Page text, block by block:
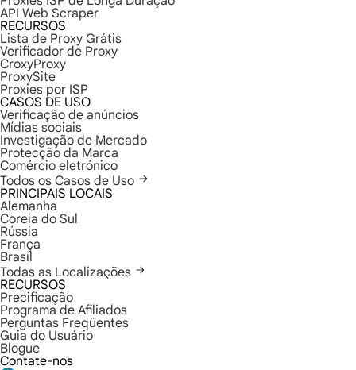
API Web Scraper
RECURSOS
Lista de Proxy Grátis
Verificador de Proxy
CroxyProxy
ProxySite
Proxies por ISP
CASOS DE USO
Verificação de anúncios
Mídias sociais
Investigação de Mercado
Protecção da Marca
Comércio eletrónico
Todos os Casos de Uso
PRINCIPAIS LOCAIS
Alemanha
Coreia do Sul
Rússia
França
Brasil
Todas as Localizações
RECURSOS
Precificação
Programa de Afiliados
Perguntas Freqüentes
Guia do Usuário
Blogue
Contate-nos